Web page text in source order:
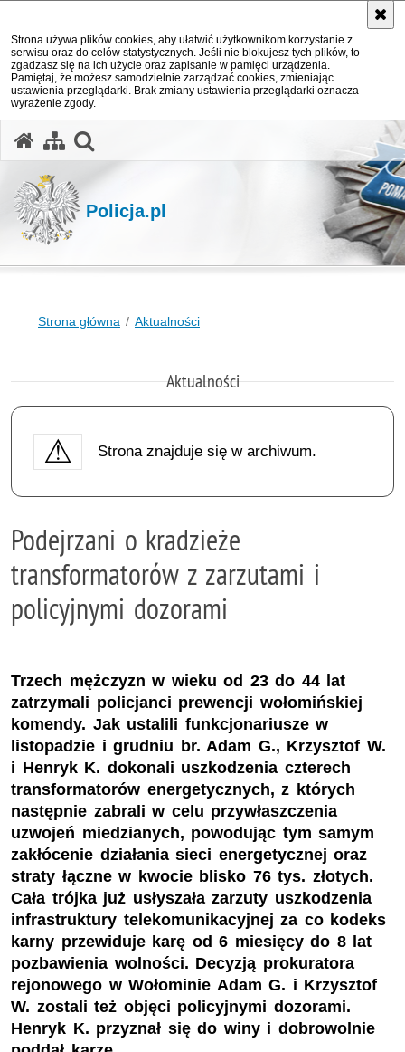
Strona używa plików cookies, aby ułatwić użytkownikom korzystanie z
serwisu oraz do celów statystycznych. Jeśli nie blokujesz tych plików, to
zgadzasz się na ich użycie oraz zapisanie w pamięci urządzenia.
Pamiętaj, że możesz samodzielnie zarządzać cookies, zmieniając
ustawienia przeglądarki. Brak zmiany ustawienia przeglądarki oznacza
wyrażenie zgody.
Policja.pl
Strona główna Aktualności
Aktualności
Strona znajduje się w archiwum.
Podejrzani o kradzieże
transformatorów z zarzutami i
policyjnymi dozorami
Trzech mężczyzn w wieku od 23 do 44 lat
zatrzymali policjanci prewencji wołomińskiej
komendy. Jak ustalili funkcjonariusze w
listopadzie i grudniu br. Adam G., Krzysztof W.
i Henryk K. dokonali uszkodzenia czterech
transformatorów energetycznych, z których
następnie zabrali w celu przywłaszczenia
uzwojeń miedzianych, powodując tym samym
zakłócenie działania sieci energetycznej oraz
straty łączne w kwocie blisko 76 tys. złotych.
Cała trójka już usłyszała zarzuty uszkodzenia
infrastruktury telekomunikacyjnej za co kodeks
karny przewiduje karę od 6 miesięcy do 8 lat
pozbawienia wolności. Decyzją prokuratora
rejonowego w Wołominie Adam G. i Krzysztof
W. zostali też objęci policyjnymi dozorami.
Henryk K. przyznał się do winy i dobrowolnie